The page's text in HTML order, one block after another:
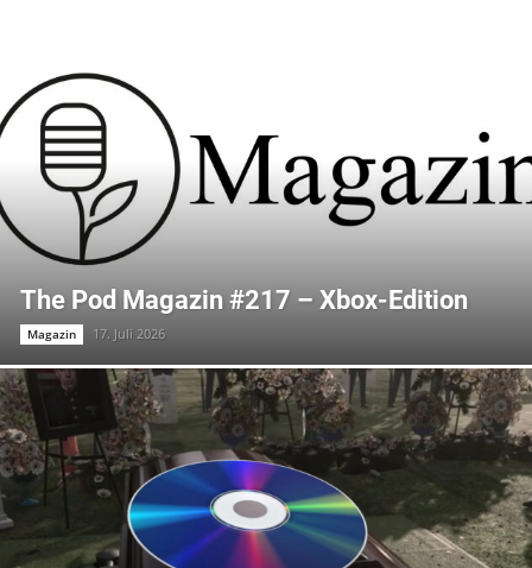
The Pod Magazin #217 – Xbox-Edition
Magazin 17. Juli 2026